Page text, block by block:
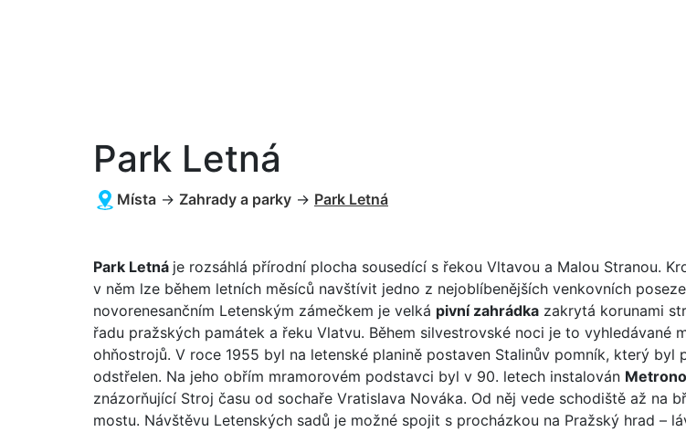
Park Letná
Místa → Zahrady a parky → Park Letná
Park Letná je rozsáhlá přírodní plocha sousedící s řekou Vltavou a Malou Stranou.
v něm lze během letních měsíců navštívit jedno z nejoblíbenějších venkovních
novorenesančním Letenským zámečkem je velká pivní zahrádka zakrytá korunami
řadu pražských památek a řeku Vlatvu. Během silvestrovské noci je to vyhledávané
ohňostrojů. V roce 1955 byl na letenské planině postaven Stalinův pomník, který byl
odstřelen. Na jeho obřím mramorovém podstavci byl v 90. letech instalován
znázorňující Stroj času od sochaře Vratislava Nováka. Od něj vede schodiště až na
mostu. Návštěvu Letenských sadů je možné spojit s procházkou na Pražský hrad –